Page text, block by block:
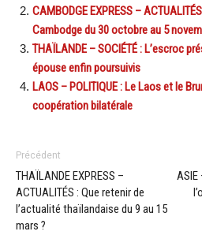
CAMBODGE EXPRESS –
Cambodge du 30 octobre au 5
THAÏLANDE – SOCIÉTÉ : L’escroc
épouse enfin poursuivis
LAOS – POLITIQUE : Le Laos et le
coopération bilatérale
Précédent
THAÏLANDE EXPRESS –
ACTUALITÉS : Que retenir de
l’actualité thaïlandaise du 9 au 15
mars ?
ASIE